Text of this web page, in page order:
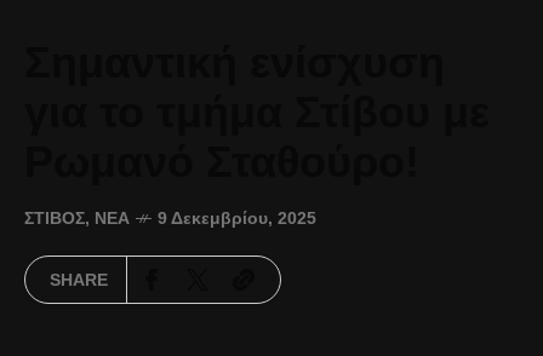
ΣΤΊΒΟΣ, ΝΈΑ 9 Δεκεμβρίου, 2025
SHARE